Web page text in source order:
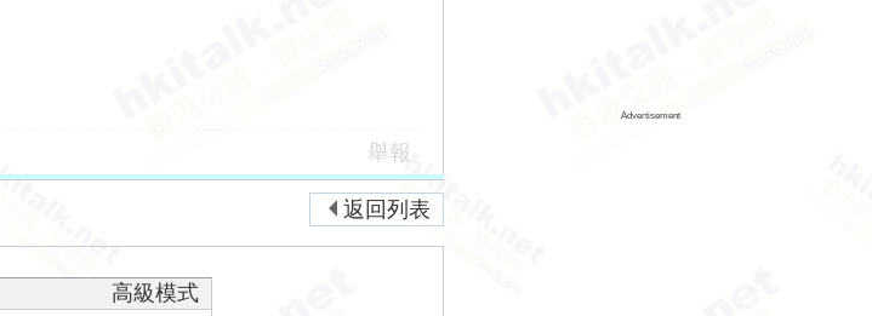
舉報
返回列表
高級模式
Advertisement